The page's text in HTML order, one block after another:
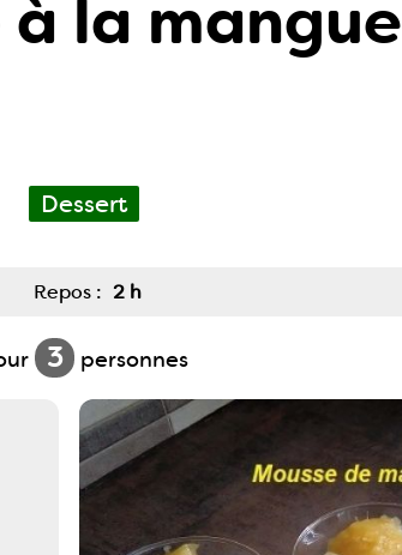
à la mangue
Dessert
Repos : 2 h
3 personnes